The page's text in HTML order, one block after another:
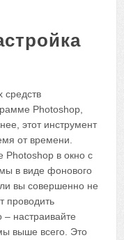
средств
Photoshop,
этот инструмент
от времени.
Photoshop в окно с
в виде фонового
вы совершенно не
проводить
– настраивайте
выше всего. Это